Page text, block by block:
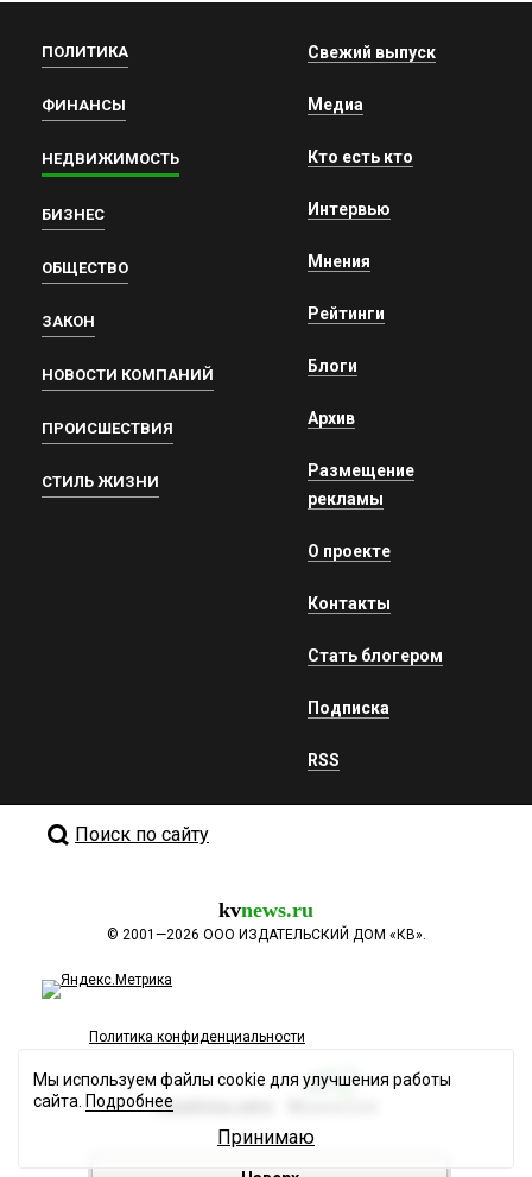
ПОЛИТИКА
ФИНАНСЫ
НЕДВИЖИМОСТЬ
БИЗНЕС
ОБЩЕСТВО
ЗАКОН
НОВОСТИ КОМПАНИЙ
ПРОИСШЕСТВИЯ
СТИЛЬ ЖИЗНИ
Свежий выпуск
Медиа
Кто есть кто
Интервью
Мнения
Рейтинги
Блоги
Архив
Размещение
рекламы
О проекте
Контакты
Стать блогером
Подписка
RSS
Поиск по сайту
kvnews.ru
© 2001—2026 ООО ИЗДАТЕЛЬСКИЙ ДОМ «КВ».
Политика конфиденциальности
Разработка сайта
Мы используем файлы cookie для улучшения работы
сайта. Подробнее
Принимаю